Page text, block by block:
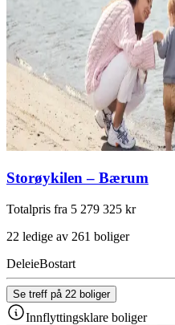
Storøykilen – Bærum
Totalpris fra 5 279 325 kr
22 ledige av 261 boliger
DeleieBostart
Se treff på 22 boliger
Innflyttingsklare boliger